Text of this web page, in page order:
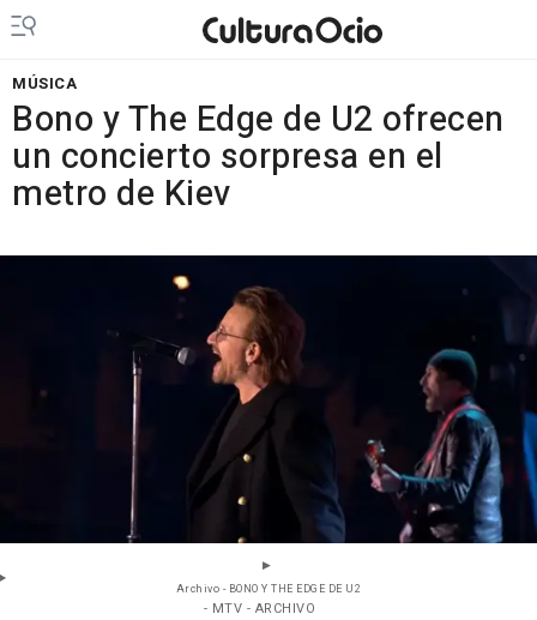
MÚSICA
Bono y The Edge de U2 ofrecen
un concierto sorpresa en el
metro de Kiev
Archivo - BONO Y THE EDGE DE U2
- MTV - ARCHIVO